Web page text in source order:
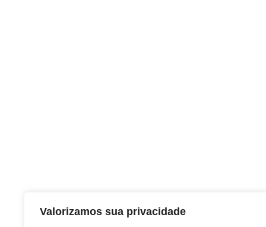
Valorizamos sua privacidade